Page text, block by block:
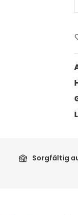
Sorgfältig